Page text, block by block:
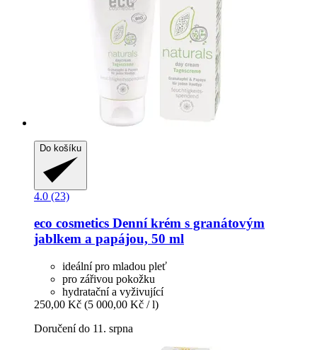
Do košíku
4.0 (23)
eco cosmetics Denní krém s granátovým
jablkem a papájou, 50 ml
ideální pro mladou pleť
pro zářivou pokožku
hydratační a vyživující
250,00 Kč (5 000,00 Kč / l)
Doručení do 11. srpna